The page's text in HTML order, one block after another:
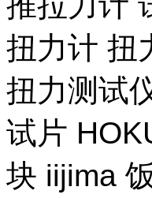
扭力计 扭
扭力测试
试片
块 iijima